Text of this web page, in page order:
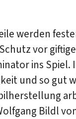
werden
vor
ins Spiel.
und so gut
Bildl